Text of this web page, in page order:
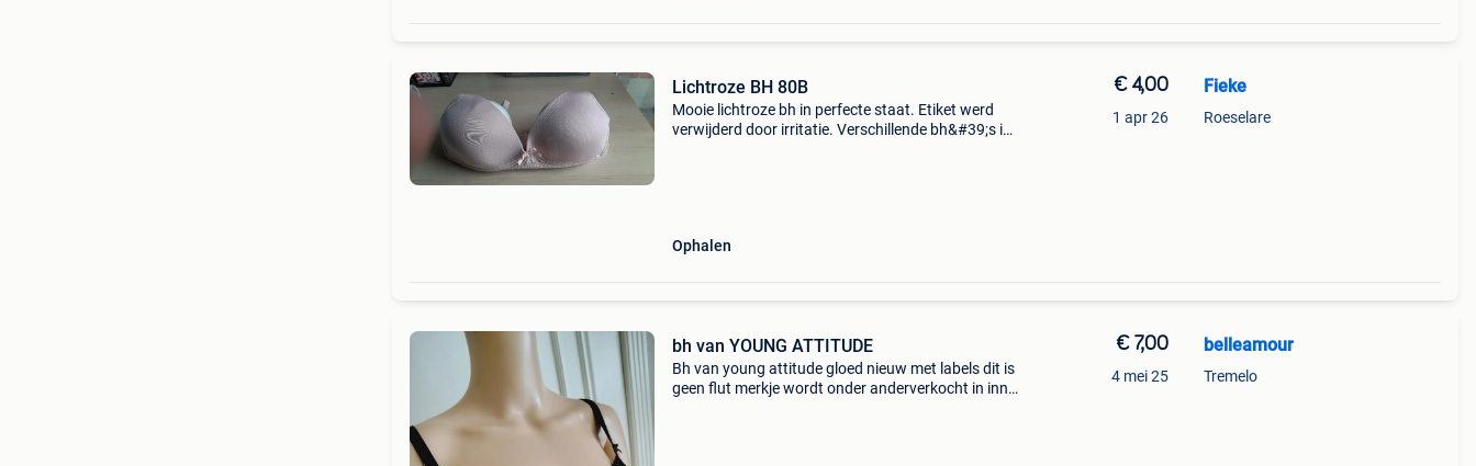
Lichtroze BH 80B
Mooie lichtroze bh in perfecte staat. Etiket werd
verwijderd door irritatie. Verschillende bh&#39;s in
Ophalen
€ 4,00
1 apr 26
Fieke
Roeselare
bh van YOUNG ATTITUDE
Bh van young attitude gloed nieuw met labels dit is
geen flut merkje wordt onder anderverkocht in inno;
€ 7,00
4 mei 25
belleamour
Tremelo